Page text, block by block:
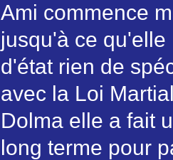
Ami commence
jusqu'à ce
d'état rien de
avec la Loi
Dolma elle a fait
long terme pour